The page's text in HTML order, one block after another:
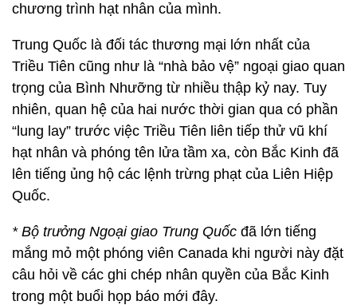
chương trình hạt nhân của mình.
Trung Quốc là đối tác thương mại lớn nhất của
Triều Tiên cũng như là “nhà bảo vệ” ngoại giao quan
trọng của Bình Nhưỡng từ nhiều thập kỷ nay. Tuy
nhiên, quan hệ của hai nước thời gian qua có phần
“lung lay” trước việc Triều Tiên liên tiếp thử vũ khí
hạt nhân và phóng tên lửa tầm xa, còn Bắc Kinh đã
lên tiếng ủng hộ các lệnh trừng phạt của Liên Hiệp
Quốc.
* Bộ trưởng Ngoại giao Trung Quốc đã lớn tiếng
mắng mỏ một phóng viên Canada khi người này đặt
câu hỏi về các ghi chép nhân quyền của Bắc Kinh
trong một buổi họp báo mới đây.